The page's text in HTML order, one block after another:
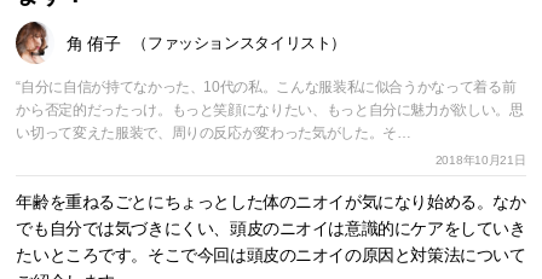
角 侑子 （ファッションスタイリスト）
“自分に自信が持てなかった、10代の私。こんな服装私に似合うかなって着る前
から否定的だったっけ。もっと笑顔になりたい、もっと自分に魅力が欲しい。思
い切って変えた服装で、周りの反応が変わった気がした。そ…
2018年10月21日
年齢を重ねるごとにちょっとした体のニオイが気になり始める。なか
でも自分では気づきにくい、頭皮のニオイは意識的にケアをしていき
たいところです。そこで今回は頭皮のニオイの原因と対策法について